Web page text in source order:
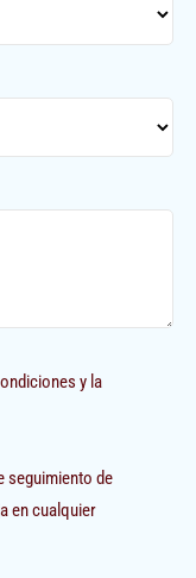
y la
seguimiento de
en cualquier